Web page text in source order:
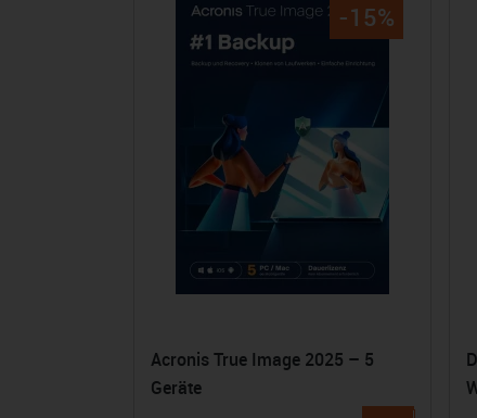
-15%
Acronis True Image 2025 – 5
Geräte